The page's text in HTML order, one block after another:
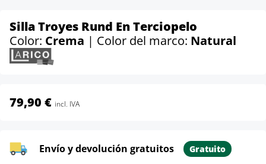
Silla Troyes Rund En Terciopelo
Color: Crema | Color del marco: Natural
79,90 € incl. IVA
Envío y devolución gratuitos Gratuito